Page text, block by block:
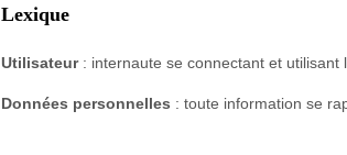
Lexique
Utilisateur: internaute se connectant et utilisant
Données personnelles : toute information se